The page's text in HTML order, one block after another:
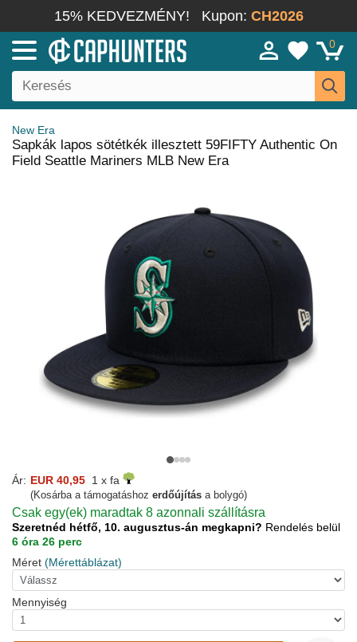
15% KEDVEZMÉNY! Kupon: CH2026
0
New Era
Sapkák lapos sötétkék illesztett 59FIFTY Authentic On
Field Seattle Mariners MLB New Era
Ár: EUR 40,95 1 x fa
(Kosárba a támogatáshoz erdőújítás a bolygó)
Csak egy(ek) maradtak 8 azonnali szállításra
Szeretnéd hétfő, 10. augusztus-án megkapni? Rendelés belül
6 óra 26 perc
Méret (Mérettáblázat)
Mennyiség